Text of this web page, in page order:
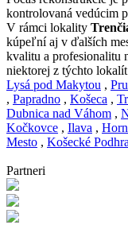
kontrolovaná vedúcim
V rámci lokality
kúpeľní aj v ďalších
kvalitu a profesionalitu
niektorej z týchto
Lysá pod Makytou ,
, Papradno , Košeca ,
Dubnica nad Váhom ,
Kočkovce , Ilava ,
Mesto , Košecké
Partneri